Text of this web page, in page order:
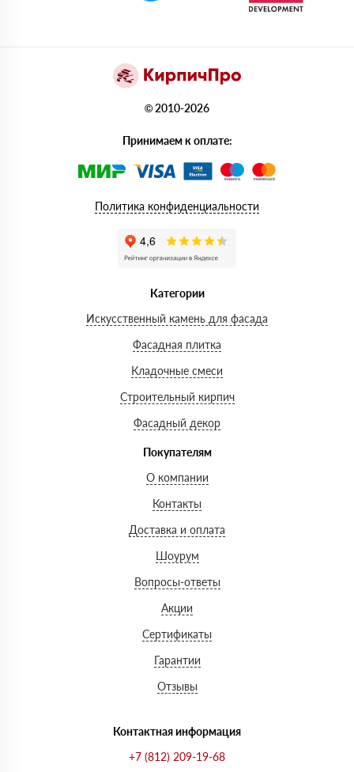
© 2010-2026
Принимаем к оплате:
Политика конфиденциальности
Категории
Искусственный камень для фасада
Фасадная плитка
Кладочные смеси
Строительный кирпич
Фасадный декор
Покупателям
О компании
Контакты
Доставка и оплата
Шоурум
Вопросы-ответы
Акции
Сертификаты
Гарантии
Отзывы
Контактная информация
+7 (812) 209-19-68